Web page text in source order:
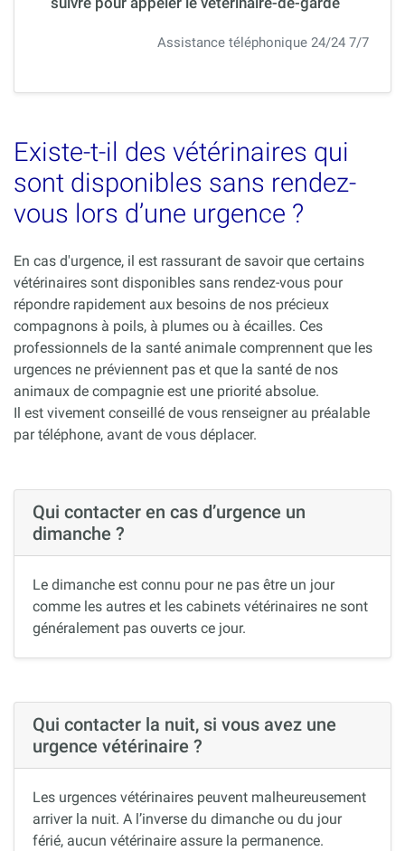
Assistance téléphonique 24/24 7/7
Existe-t-il des vétérinaires qui
sont disponibles sans rendez-
vous lors d’une urgence ?
En cas d'urgence, il est rassurant de savoir que certains
vétérinaires sont disponibles sans rendez-vous pour
répondre rapidement aux besoins de nos précieux
compagnons à poils, à plumes ou à écailles. Ces
professionnels de la santé animale comprennent que les
urgences ne préviennent pas et que la santé de nos
animaux de compagnie est une priorité absolue.
Il est vivement conseillé de vous renseigner au préalable
par téléphone, avant de vous déplacer.
Qui contacter en cas d’urgence un
dimanche ?
Le dimanche est connu pour ne pas être un jour
comme les autres et les cabinets vétérinaires ne sont
généralement pas ouverts ce jour.
Qui contacter la nuit, si vous avez une
urgence vétérinaire ?
Les urgences vétérinaires peuvent malheureusement
arriver la nuit. A l’inverse du dimanche ou du jour
férié, aucun vétérinaire assure la permanence.